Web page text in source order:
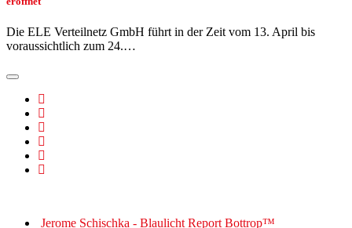
Die ELE Verteilnetz GmbH führt in der Zeit vom 13. April bis
voraussichtlich zum 24.…
Jerome Schischka - Blaulicht Report Bottrop™